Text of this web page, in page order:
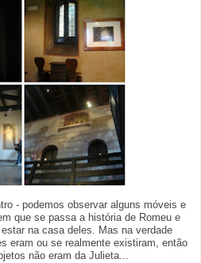
- podemos observar alguns móveis e
que se passa a história de Romeu e
na casa deles. Mas na verdade
eram ou se realmente existiram, então
não eram da Julieta...